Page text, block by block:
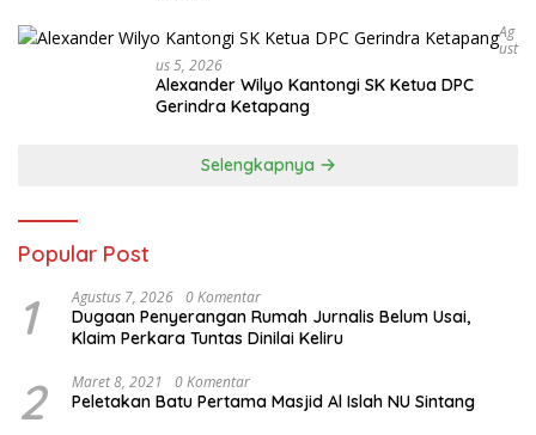
Ag
Ust
Us 5, 2026
Alexander Wilyo Kantongi SK Ketua DPC
Gerindra Ketapang
Selengkapnya
Popular Post
1 Agustus 7, 2026 0 Komentar
Dugaan Penyerangan Rumah Jurnalis Belum Usai,
Klaim Perkara Tuntas Dinilai Keliru
2 Maret 8, 2021 0 Komentar
Peletakan Batu Pertama Masjid Al Islah NU Sintang